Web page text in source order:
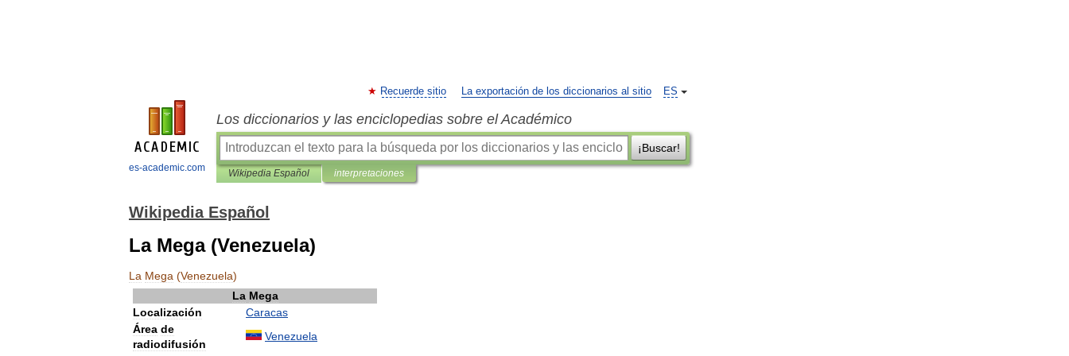
es-academic.com
ES
Recuerde sitio La exportación de los diccionarios al sitio
Los diccionarios y las enciclopedias sobre el Académico
¡Buscar!
Wikipedia Español interpretaciones
Wikipedia Español
La Mega (Venezuela)
La Mega (Venezuela)
La Mega
Localización
Caracas
Área de
radiodifusión
Venezuela